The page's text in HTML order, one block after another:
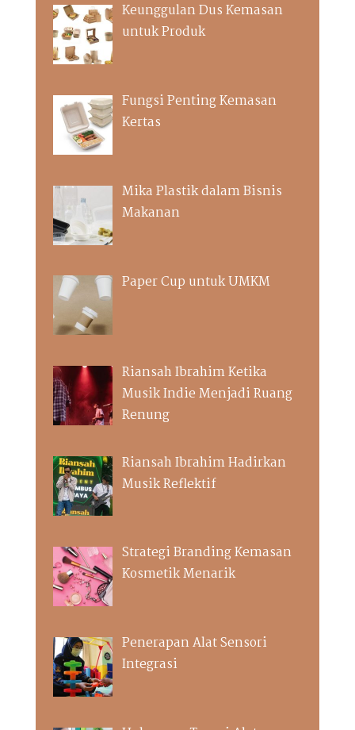
Keunggulan Dus Kemasan
untuk Produk
Fungsi Penting Kemasan
Kertas
Mika Plastik dalam Bisnis
Makanan
Paper Cup untuk UMKM
Riansah Ibrahim Ketika
Musik Indie Menjadi Ruang
Renung
Riansah Ibrahim Hadirkan
Musik Reflektif
Strategi Branding Kemasan
Kosmetik Menarik
Penerapan Alat Sensori
Integrasi